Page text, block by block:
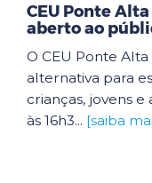
CEU Ponte
aberto ao
O CEU Ponte
alternativa para
crianças, jovens e
às 16h3... [saiba